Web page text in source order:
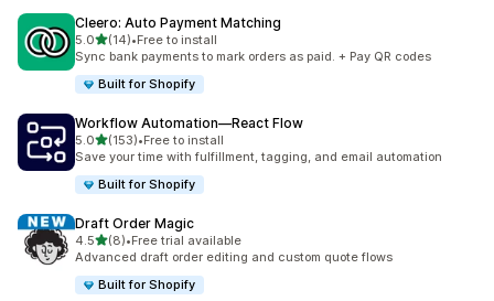
Cleero: Auto Payment Matching
5.0เต็ม 5 ดาว
(14)
ทั้งหมด 14 รีวิว
•Free to install
Sync bank payments to mark orders as paid. + Pay QR codes
Built for Shopify
Workflow Automation—React Flow
5.0เต็ม 5 ดาว
(153)
ทั้งหมด 153 รีวิว
•Free to install
Save your time with fulfillment, tagging, and email automation
Built for Shopify
Draft Order Magic
4.5เต็ม 5 ดาว
(8)
ทั้งหมด 8 รีวิว
•Free trial available
Advanced draft order editing and custom quote flows
Built for Shopify